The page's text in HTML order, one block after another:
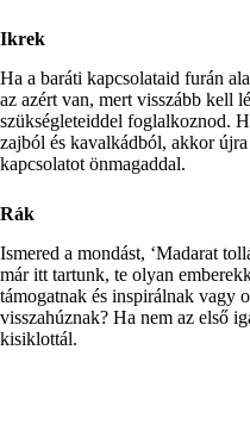
Ikrek
Ha a baráti kapcsolataid furán
az azért van, mert visszább kell
szükségleteiddel foglalkoznod.
zajból és kavalkádból, akkor
kapcsolatot önmagaddal.
Rák
Ismered a mondást, ‘Madarat
már itt tartunk, te olyan
támogatnak és inspirálnak vagy
visszahúznak? Ha nem az első
kisiklottál.